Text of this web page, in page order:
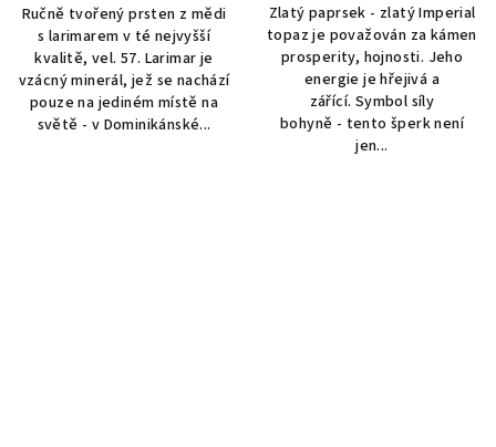
Ručně tvořený prsten z mědi
s larimarem v té nejvyšší
kvalitě, vel. 57. Larimar je
vzácný minerál, jež se nachází
pouze na jediném místě na
světě - v Dominikánské...
Zlatý paprsek - zlatý Imperial
topaz je považován za kámen
prosperity, hojnosti. Jeho
energie je hřejivá a
zářící. Symbol síly
bohyně - tento šperk není
jen...